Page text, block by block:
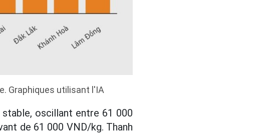
Graphiques utilisant l'IA
oscillant entre 61 000
de 61 000 VND/kg. Thanh